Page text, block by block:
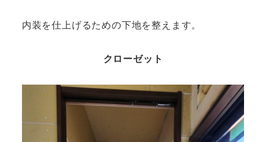
内装を仕上げるための下地を整えます。
クローゼット